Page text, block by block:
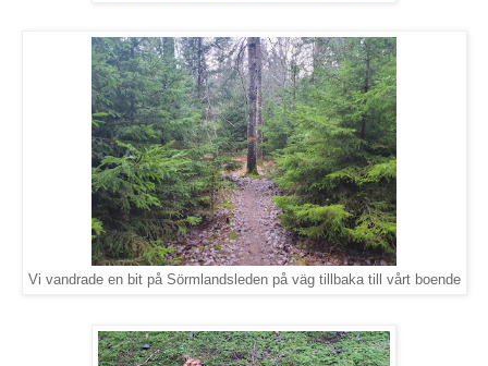
Vi vandrade en bit på Sörmlandsleden på väg tillbaka till vårt boende